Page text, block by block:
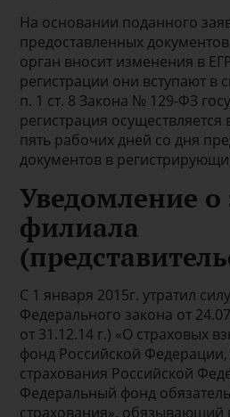
На основании поданного
предоставленных
орган вносит изменения в
регистрации они вступают в
п. 1 ст. 8 Закона № 129-ФЗ
регистрация
пять рабочих дней со дня
документов в
Уведомление
филиала
С 1 января 2015г. утратил
Федерального закона от
от 31.12.14 г.) «О страховых
фонд Российской
страхования Российской
Федеральный фонд
страхования», обязывающий